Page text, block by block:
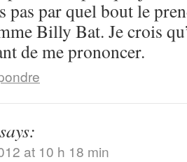
pas par quel bout le
Billy Bat. Je crois
de me prononcer.
says:
at 10 h 18 min